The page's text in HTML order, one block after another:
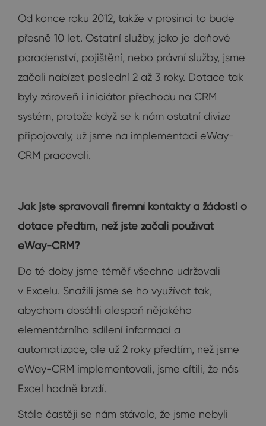
Od konce roku 2012, takže v prosinci to bude
přesně 10 let. Ostatní služby, jako je daňové
poradenství, pojištění, nebo právní služby, jsme
začali nabízet poslední 2 až 3 roky. Dotace tak
byly zároveň i iniciátor přechodu na CRM
systém, protože když se k nám ostatní divize
připojovaly, už jsme na implementaci eWay-
CRM pracovali.
Jak jste spravovali firemní kontakty a žádosti o
dotace předtím, než jste začali používat
eWay-CRM?
Do té doby jsme téměř všechno udržovali
v Excelu. Snažili jsme se ho využívat tak,
abychom dosáhli alespoň nějakého
elementárního sdílení informací a
automatizace, ale už 2 roky předtím, než jsme
eWay-CRM implementovali, jsme cítili, že nás
Excel hodně brzdí.
Stále častěji se nám stávalo, že jsme nebyli